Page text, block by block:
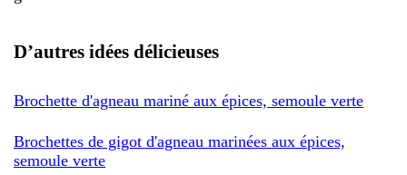
D’autres idées délicieuses
Brochette d'agneau mariné aux épices, semoule verte
Brochettes de gigot d'agneau marinées aux épices,
semoule verte